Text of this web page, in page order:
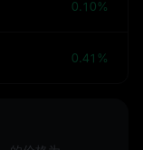
0.10%
0.41%